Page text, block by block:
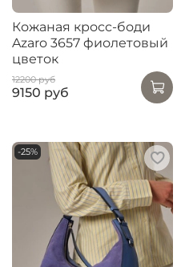
Кожаная кросс-боди
Azaro 3657 фиолетовый
цветок
12200 руб
9150 руб
-25%